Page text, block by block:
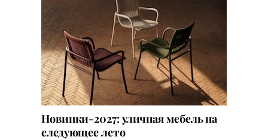
Новинки-2027: уличная мебель на
следующее лето